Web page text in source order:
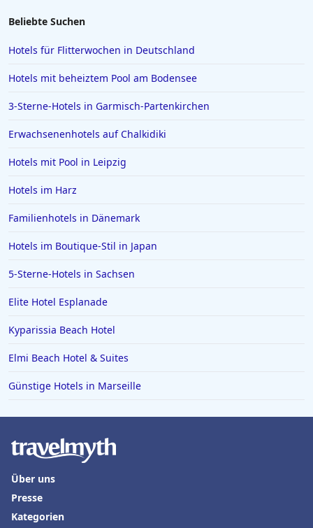
Beliebte Suchen
Hotels für Flitterwochen in Deutschland
Hotels mit beheiztem Pool am Bodensee
3-Sterne-Hotels in Garmisch-Partenkirchen
Erwachsenenhotels auf Chalkidiki
Hotels mit Pool in Leipzig
Hotels im Harz
Familienhotels in Dänemark
Hotels im Boutique-Stil in Japan
5-Sterne-Hotels in Sachsen
Elite Hotel Esplanade
Kyparissia Beach Hotel
Elmi Beach Hotel & Suites
Günstige Hotels in Marseille
Über uns
Presse
Kategorien